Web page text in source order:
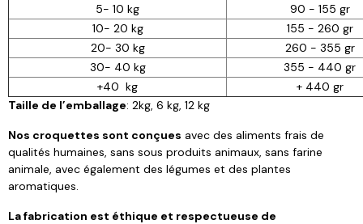
5- 10 kg
90 - 155 gr
10- 20 kg
155 - 260 gr
20- 30 kg
260 - 355 gr
30- 40 kg
355 - 440 gr
+40 kg
+ 440 gr
Taille de l’emballage: 2kg, 6 kg, 12 kg
Nos croquettes sont conçues avec des aliments frais de
qualités humaines, sans sous produits animaux, sans farine
animale, avec également des légumes et des plantes
aromatiques.
La fabrication est éthique et respectueuse de